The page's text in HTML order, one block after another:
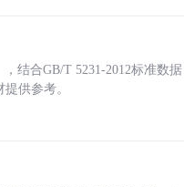
结合GB/T 5231-2012标准数
供参考。